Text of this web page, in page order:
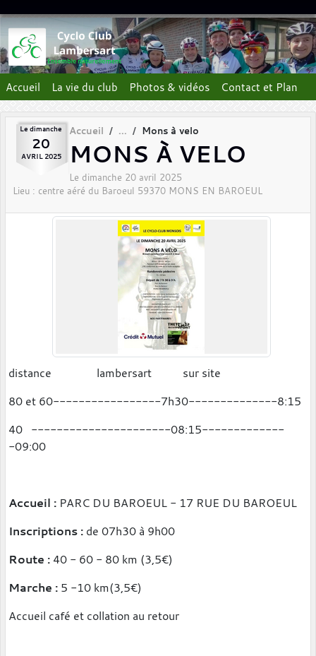
Accueil La vie du club Photos & vidéos Contact et Plan
Le dimanche
20
AVRIL 2025
Accueil Mons à velo
MONS À VELO
Le dimanche 20 avril 2025
Lieu : centre aéré du Baroeul 59370 MONS EN BAROEUL
distance lambersart sur site
80 et 60-----------------7h30--------------8:15
40 ----------------------08:15-------------
-09:00
Accueil : PARC DU BAROEUL - 17 RUE DU BAROEUL
Inscriptions : de 07h30 à 9h00
Route : 40 - 60 - 80 km (3,5€)
Marche : 5 -10 km(3,5€)
Accueil café et collation au retour